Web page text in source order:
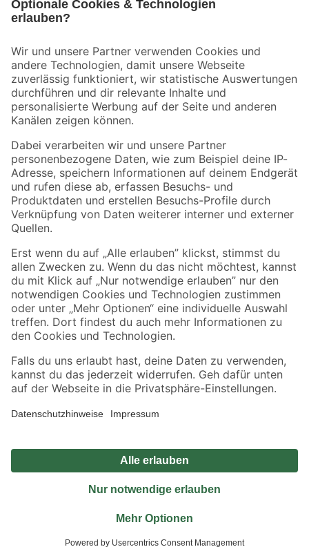
Der toom Newsletter: Keine Angebote und Aktionen mehr verpassen!
Zur Newsletter Anmeldung
Folge uns
Zahlungsarten Versandarten
Sicher einkaufen
Jetzt die toom-App herunterladen
Alle Preisangaben in EUR inkl. gesetzl. MwSt.. Die dargestellten Angebote sind unter
Umständen nicht in allen Märkten verfügbar. Die angegebenen Verfügbarkeiten beziehen
Produkte nur solange der Vorrat reicht.
*Paketversand ab 59 € versandkostenfrei, gilt nicht für Artikel mit Speditionsversand, hier
Privatsphäre Impressum
Nutzungsbedingungen
Widerrufsrecht
Vertrag widerrufen
© 2026 toom Baumarkt GmbH